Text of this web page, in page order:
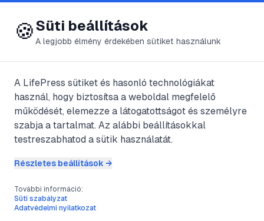
😍 LifePress
@isolation
2025. július 3. perc olvasás
Velence
🍪Süti beállítások
A legjobb élmény érdekében sütiket használunk
A LifePress sütiket és hasonló technológiákat
használ, hogy biztosítsa a weboldal megfelelő
működését, elemezze a látogatottságot és személyre
szabja a tartalmat. Az alábbi beállításokkal
testreszabhatod a sütik használatát.
Részletes beállítások →
További információ:
Süti szabályzat
Adatvédelmi nyilatkozat